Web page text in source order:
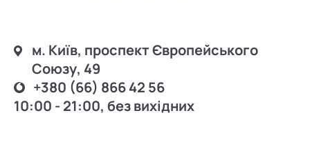
м. Київ, проспект Європейського
Союзу, 49
+380 (66) 866 42 56
10:00 - 21:00, без вихідних